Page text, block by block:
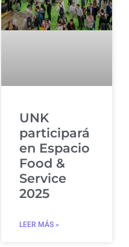
UNK
participará
en Espacio
Food &
Service
2025
LEER MÁS »